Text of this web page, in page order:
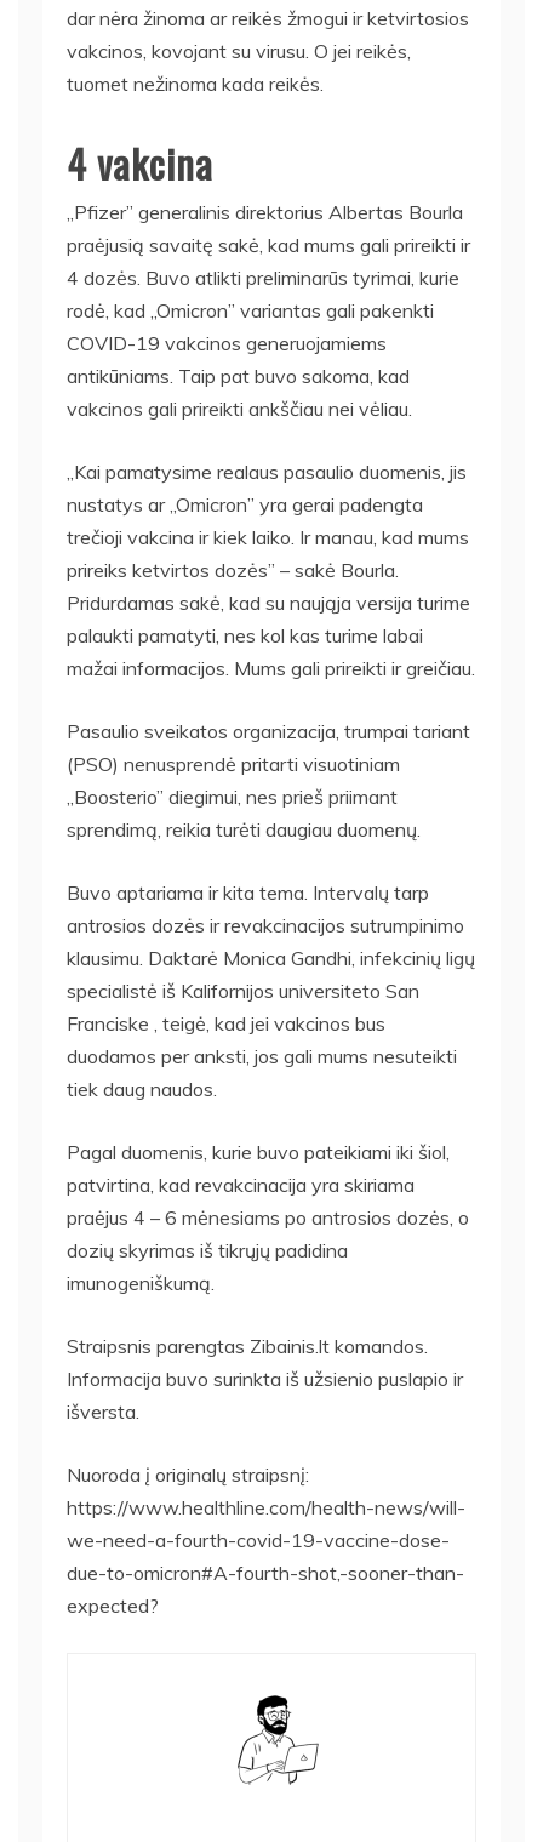
dar nėra žinoma ar reikės žmogui ir ketvirtosios
vakcinos, kovojant su virusu. O jei reikės,
tuomet nežinoma kada reikės.
4 vakcina
,,Pfizer” generalinis direktorius Albertas Bourla
praėjusią savaitę sakė, kad mums gali prireikti ir
4 dozės. Buvo atlikti preliminarūs tyrimai, kurie
rodė, kad ,,Omicron” variantas gali pakenkti
COVID-19 vakcinos generuojamiems
antikūniams. Taip pat buvo sakoma, kad
vakcinos gali prireikti ankščiau nei vėliau.
,,Kai pamatysime realaus pasaulio duomenis, jis
nustatys ar ,,Omicron” yra gerai padengta
trečioji vakcina ir kiek laiko. Ir manau, kad mums
prireiks ketvirtos dozės” – sakė Bourla.
Pridurdamas sakė, kad su naująja versija turime
palaukti pamatyti, nes kol kas turime labai
mažai informacijos. Mums gali prireikti ir greičiau.
Pasaulio sveikatos organizacija, trumpai tariant
(PSO) nenusprendė pritarti visuotiniam
,,Boosterio” diegimui, nes prieš priimant
sprendimą, reikia turėti daugiau duomenų.
Buvo aptariama ir kita tema. Intervalų tarp
antrosios dozės ir revakcinacijos sutrumpinimo
klausimu. Daktarė Monica Gandhi, infekcinių ligų
specialistė iš Kalifornijos universiteto San
Franciske , teigė, kad jei vakcinos bus
duodamos per anksti, jos gali mums nesuteikti
tiek daug naudos.
Pagal duomenis, kurie buvo pateikiami iki šiol,
patvirtina, kad revakcinacija yra skiriama
praėjus 4 – 6 mėnesiams po antrosios dozės, o
dozių skyrimas iš tikrųjų padidina
imunogeniškumą.
Straipsnis parengtas Zibainis.lt komandos.
Informacija buvo surinkta iš užsienio puslapio ir
išversta.
Nuoroda į originalų straipsnį:
https://www.healthline.com/health-news/will-
we-need-a-fourth-covid-19-vaccine-dose-
due-to-omicron#A-fourth-shot,-sooner-than-
expected?